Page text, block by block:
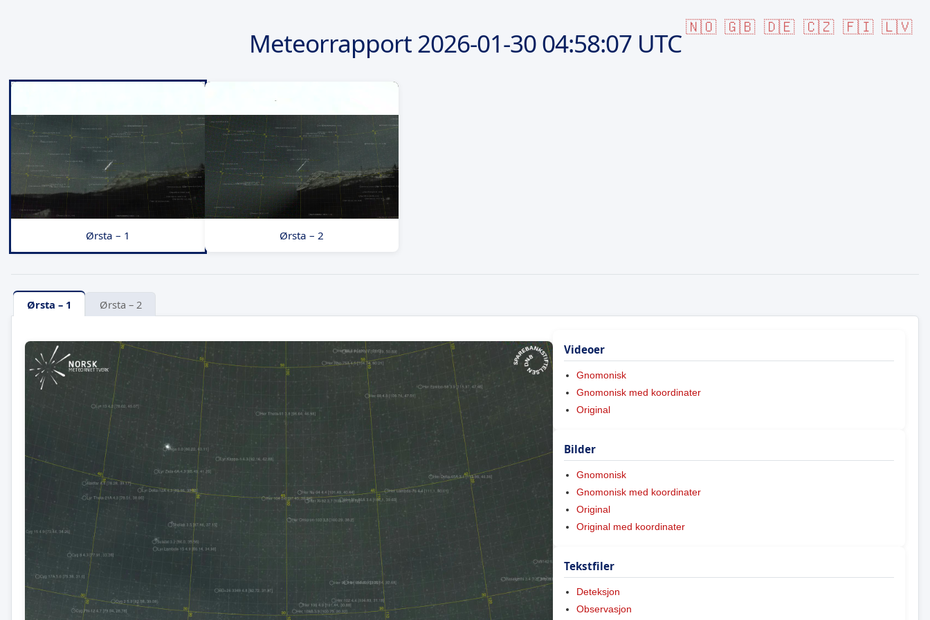
🇳🇴 🇬🇧 🇩🇪 🇨🇿 🇫🇮 🇱🇻
Meteorrapport2026-01-3004:58:07 UTC
Ørsta – 1 Ørsta – 2
Ørsta – 1 Ørsta – 2
Videoer
Gnomonisk
Gnomonisk med koordinater
Original
Bilder
Gnomonisk
Gnomonisk med koordinater
Original
Original med koordinater
Tekstfiler
Deteksjon
Observasjon